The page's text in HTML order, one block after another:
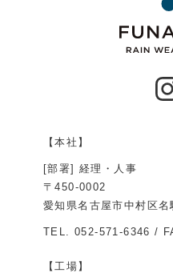
【本社】
[部署] 経理・人事
〒450-0002
愛知県名古屋市中村区
TEL. 052-571-6346 /
【工場】